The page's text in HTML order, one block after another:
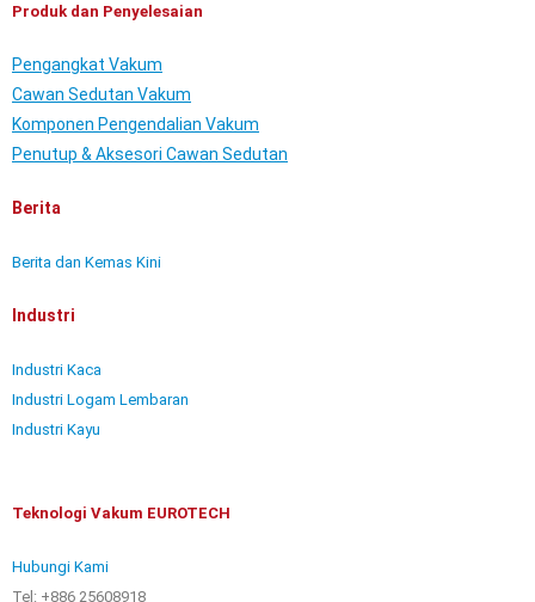
Produk dan Penyelesaian
Pengangkat Vakum
Cawan Sedutan Vakum
Komponen Pengendalian Vakum
Penutup & Aksesori Cawan Sedutan
Berita
Berita dan Kemas Kini
Industri
Industri Kaca
Industri Logam Lembaran
Industri Kayu
Teknologi Vakum EUROTECH
Hubungi Kami
Tel: +886 25608918